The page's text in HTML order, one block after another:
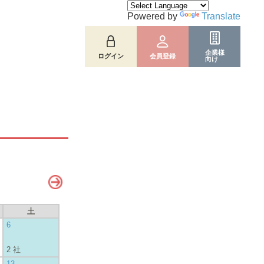
ログイン 会員登録
企業様
向け
Powered by Translate
土
6
2 社